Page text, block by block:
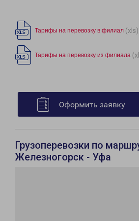
Тарифы на перевозку в филиал (xls)
Тарифы на перевозку из филиала
Оформить заявку
Грузоперевозки по
Железногорск - Уфа